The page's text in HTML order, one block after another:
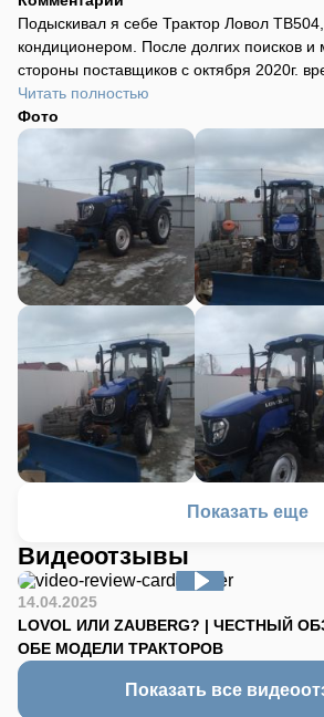
Подыскивал я себе Трактор Ловол
кондиционером. После долгих поисков
стороны поставщиков с октября 2020г.
декабря. Зашел на сайт ЦТО, с вопросом
техника.Через некоторое время
представитель этой компании и
После общения он попросил время,
Ловол ТВ 504 с ПСМ и кондиционером.
наличии Артём выслал мне договор,
выслал ему обратно- это было в
мне телефон водителя который должен
перезвонил водителю,парень оказался
мне фото при погрузке. Через неделю я
ЛоволТВ504 доволен полностью.
Тяхину -парень знает свое дело. Так что
компанию и другим кому нужна подобная
ставлю на свой Трактор отвал на фото
Читать полностью
Фото
Показать еще
Видеоотзывы
14.04.2025
LOVOL ИЛИ ZAUBERG? | ЧЕСТНЫЙ
ОБЕ МОДЕЛИ ТРАКТОРОВ
Показать все